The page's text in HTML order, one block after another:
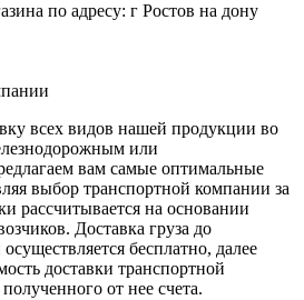
по адресу: г Ростов на дону
всех видов нашей продукции во
или
вам самые оптимальные
выбор транспортной компании за
рассчитывается на основании
Доставка груза до
бесплатно, далее
доставки транспортной
от нее счета.